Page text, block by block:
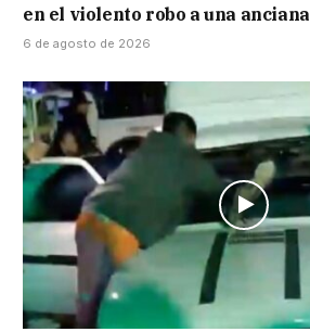
en el violento robo a una anciana
6 de agosto de 2026